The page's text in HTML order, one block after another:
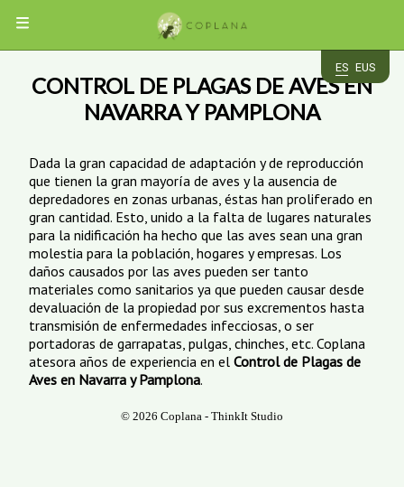
EMPRESA
CUCARACHAS
ROEDORES
HORMIGAS
INSECTOS
VOLADORES
AVES
CHINCHES
TERMITAS
CARCOMA
SERVICIOS
DESRATIZACIÓN
DESINSECTACIÓN
DESINFECCIÓN
CONTROL
INSECTOCAPTORES
TRATAMIENTOS
MADERA
APP
ACCESO
CLIENTES
CONTACTO
ES EUS
CONTROL DE PLAGAS DE AVES EN
NAVARRA Y PAMPLONA
Dada la gran capacidad de adaptación y de reproducción
que tienen la gran mayoría de aves y la ausencia de
depredadores en zonas urbanas, éstas han proliferado en
gran cantidad. Esto, unido a la falta de lugares naturales
para la nidificación ha hecho que las aves sean una gran
molestia para la población, hogares y empresas. Los
daños causados por las aves pueden ser tanto
materiales como sanitarios ya que pueden causar desde
devaluación de la propiedad por sus excrementos hasta
transmisión de enfermedades infecciosas, o ser
portadoras de garrapatas, pulgas, chinches, etc. Coplana
atesora años de experiencia en el Control de Plagas de
Aves en Navarra y Pamplona.
© 2026 Coplana - ThinkIt Studio